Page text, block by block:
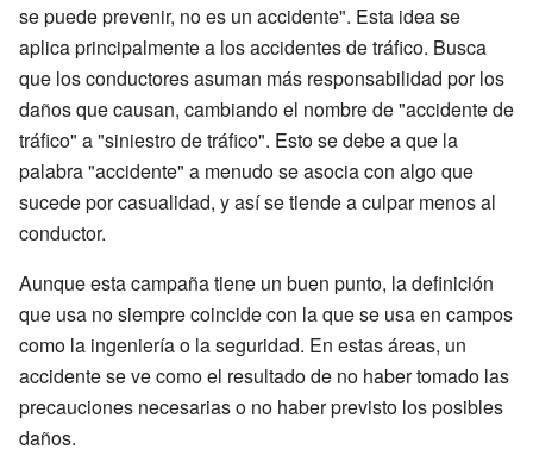
se puede prevenir, no es un accidente". Esta idea se
aplica principalmente a los accidentes de tráfico. Busca
que los conductores asuman más responsabilidad por los
daños que causan, cambiando el nombre de "accidente de
tráfico" a "siniestro de tráfico". Esto se debe a que la
palabra "accidente" a menudo se asocia con algo que
sucede por casualidad, y así se tiende a culpar menos al
conductor.
Aunque esta campaña tiene un buen punto, la definición
que usa no siempre coincide con la que se usa en campos
como la ingeniería o la seguridad. En estas áreas, un
accidente se ve como el resultado de no haber tomado las
precauciones necesarias o no haber previsto los posibles
daños.